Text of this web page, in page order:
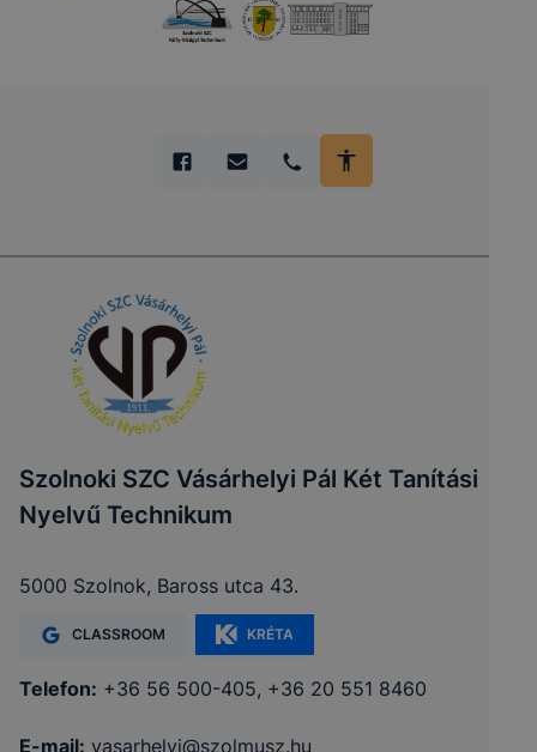
Szolnoki SZC Vásárhelyi Pál Két Tanítási
Nyelvű Technikum
5000 Szolnok, Baross utca 43.
CLASSROOM KRÉTA
Telefon: +36 56 500-405, +36 20 551 8460
E-mail: vasarhelyi@szolmusz.hu